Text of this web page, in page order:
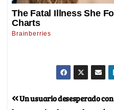
Un usuario desesperado con